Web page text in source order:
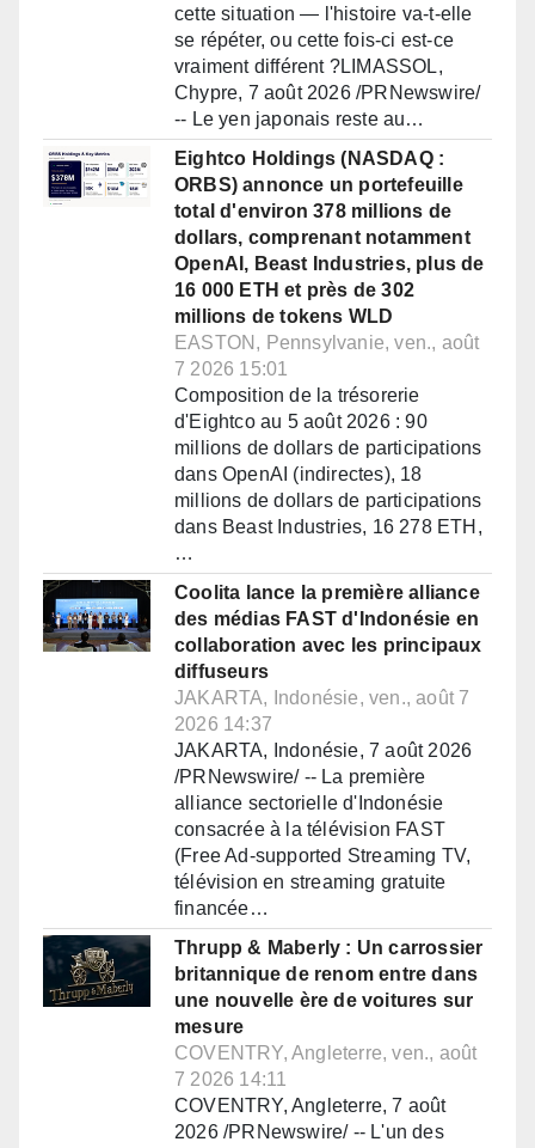
cette situation — l'histoire va-t-elle
se répéter, ou cette fois-ci est-ce
vraiment différent ?LIMASSOL,
Chypre, 7 août 2026 /PRNewswire/
-- Le yen japonais reste au…
Eightco Holdings (NASDAQ :
ORBS) annonce un portefeuille
total d'environ 378 millions de
dollars, comprenant notamment
OpenAI, Beast Industries, plus de
16 000 ETH et près de 302
millions de tokens WLD
EASTON, Pennsylvanie, ven., août
7 2026 15:01
Composition de la trésorerie
d'Eightco au 5 août 2026 : 90
millions de dollars de participations
dans OpenAI (indirectes), 18
millions de dollars de participations
dans Beast Industries, 16 278 ETH,
…
Coolita lance la première alliance
des médias FAST d'Indonésie en
collaboration avec les principaux
diffuseurs
JAKARTA, Indonésie, ven., août 7
2026 14:37
JAKARTA, Indonésie, 7 août 2026
/PRNewswire/ -- La première
alliance sectorielle d'Indonésie
consacrée à la télévision FAST
(Free Ad-supported Streaming TV,
télévision en streaming gratuite
financée…
Thrupp & Maberly : Un carrossier
britannique de renom entre dans
une nouvelle ère de voitures sur
mesure
COVENTRY, Angleterre, ven., août
7 2026 14:11
COVENTRY, Angleterre, 7 août
2026 /PRNewswire/ -- L'un des